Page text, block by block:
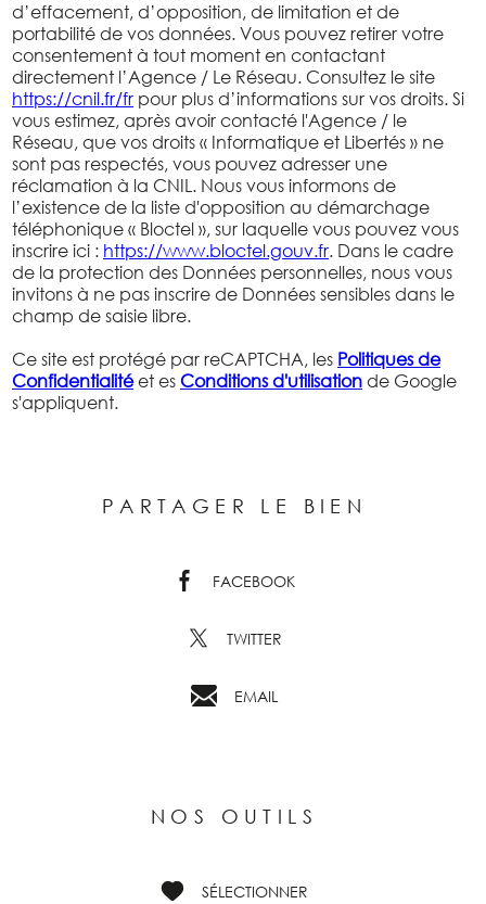
d’effacement, d’opposition, de limitation et de
portabilité de vos données. Vous pouvez retirer votre
consentement à tout moment en contactant
directement l’Agence / Le Réseau. Consultez le site
https://cnil.fr/fr pour plus d’informations sur vos droits. Si
vous estimez, après avoir contacté l'Agence / le
Réseau, que vos droits « Informatique et Libertés » ne
sont pas respectés, vous pouvez adresser une
réclamation à la CNIL. Nous vous informons de
l’existence de la liste d'opposition au démarchage
téléphonique « Bloctel », sur laquelle vous pouvez vous
inscrire ici : https://www.bloctel.gouv.fr. Dans le cadre
de la protection des Données personnelles, nous vous
invitons à ne pas inscrire de Données sensibles dans le
champ de saisie libre.
Ce site est protégé par reCAPTCHA, les Politiques de
Confidentialitéet es Conditions d'utilisation de Google
s'appliquent.
PARTAGER LE BIEN
FACEBOOK
TWITTER
EMAIL
NOS OUTILS
SÉLECTIONNER